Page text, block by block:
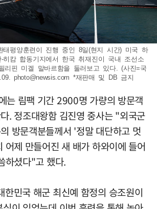
태평양훈련이 진행 중인 8일(현지 시간) 미국 하
히캄 합동기지에서 한국 취재진이 국내 조선소
리핀 미겔 말바르함을 둘러보고 있다. (사진=국
photo@newsis.com *재판매 및 DB 금지
는 림팩 기간 2900명 가량의 방문객
. 정조대왕함 김진영 중사는 "외국군
방문객분들께서 '정말 대단하고 멋
어제 만들어진 새 배가 하와이에 들어
하셨다"고 했다.
한민국 해군 최신예 함정의 승조원이